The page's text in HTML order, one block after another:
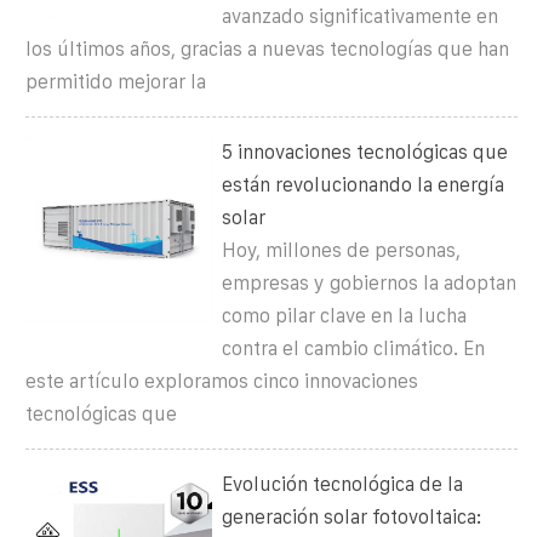
avanzado significativamente en
los últimos años, gracias a nuevas tecnologías que han
permitido mejorar la
5 innovaciones tecnológicas que
están revolucionando la energía
solar
Hoy, millones de personas,
empresas y gobiernos la adoptan
como pilar clave en la lucha
contra el cambio climático. En
este artículo exploramos cinco innovaciones
tecnológicas que
Evolución tecnológica de la
generación solar fotovoltaica: